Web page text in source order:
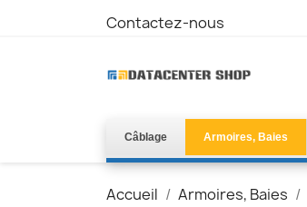
Contactez-nous
Câblage Armoires, Baies
Accueil Armoires, Baies